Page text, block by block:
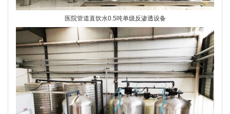
医院管道直饮水0.5吨单级反渗透设备